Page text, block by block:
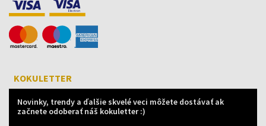
KOKULETTER
Novinky, trendy a ďalšie skvelé veci môžete dostávať ak
začnete odoberať náš kokuletter :)